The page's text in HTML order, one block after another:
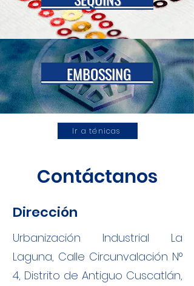
EMBOSSING
Ir a ténicas
Contáctanos
Dirección
Urbanización Industrial La
Laguna, Calle Circunvalación N°
4, Distrito de Antiguo Cuscatlán,